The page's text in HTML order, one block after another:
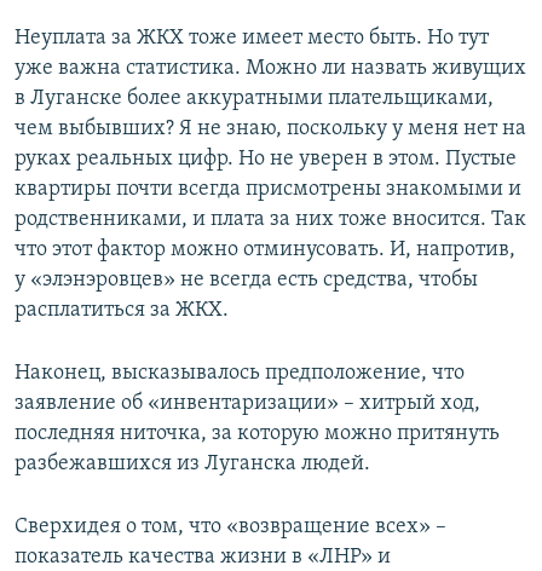
Неуплата за ЖКХ тоже имеет место быть. Но тут
уже важна статистика. Можно ли назвать живущих
в Луганске более аккуратными плательщиками,
чем выбывших? Я не знаю, поскольку у меня нет на
руках реальных цифр. Но не уверен в этом. Пустые
квартиры почти всегда присмотрены знакомыми и
родственниками, и плата за них тоже вносится. Так
что этот фактор можно отминусовать. И, напротив,
у «элэнэровцев» не всегда есть средства, чтобы
расплатиться за ЖКХ.
Наконец, высказывалось предположение, что
заявление об «инвентаризации» – хитрый ход,
последняя ниточка, за которую можно притянуть
разбежавшихся из Луганска людей.
Сверхидея о том, что «возвращение всех» –
показатель качества жизни в «ЛНР» и